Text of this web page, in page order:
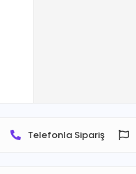
Telefonla Sipariş